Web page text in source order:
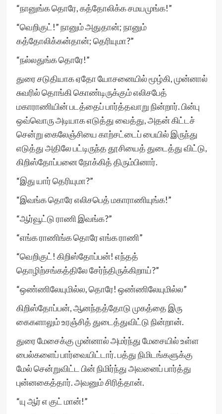
“நானுங்க தொரே, கத்தோலிக்க சமயமுங்க!”
“வெறிகுட்!” நானும் அதுதான்; நானும்
கத்தோலிக்கன்தான்; தெரியுமா?”
“நல்லதுங்க தொரே!”
துரை சடுதியாக ஏதோ யோசனையில் மூழ்கி, முன்னால்
சுவரில் தொங்கி கொண்டிருக்கும் எலிசபேத்
மகாராணியின் படத்தைப் பார்த்தவாறு நின்றார். பின்பு
ஒவ்வொரு அடியாக எடுத்து வைத்து, அதன் கிட்டச்
சென்று கைலேஞ்சியை காற்சட்டைப் பையில் இருந்து
எடுத்து அதிலே பட்டிருந்த தூசியைத் துடைத்து விட்டு,
கிறிஸ்தோப்பனை நோக்கித் திரும்பினார்.
“இது யார் தெரியுமா?”
“இவங்க தொரே எலிசபெத் மகாராணியுங்க!”
“ஆர்வூட்டு ராணி இவங்க?”
“எங்க ராணிங்க தொரே எங்க ராணி”
“வெறிகுட்! கிறிஸ்தோப்பன்! எந்தத்
தொழிற்சங்கத்திலே சேர்ந்திருக்கிறாய்?”
“ஒண்ணிலேயுமில்ல, தொரே! ஒண்ணிலேயுமில்ல”
கிறிஸ்தோப்பன், ஆனந்தத்தோடு முகத்தை இரு
கைகளாலும் உரஞ்சித் துடைத்துவிட்டு நின்றான்.
துரை மேசைக்கு முன்னால் அமர்ந்து மேசையில் உள்ள
பைல்களைப் பார்வையிட்டார். பத்து நிமிடங்களுக்கு
மேல் சென்றுவிட்ட பின் நிமிர்ந்து அவனைப் பார்த்து
புன்னகைத்தார். அவனும் சிரித்தான்.
“யு ஆர் எ குட் மான்!”